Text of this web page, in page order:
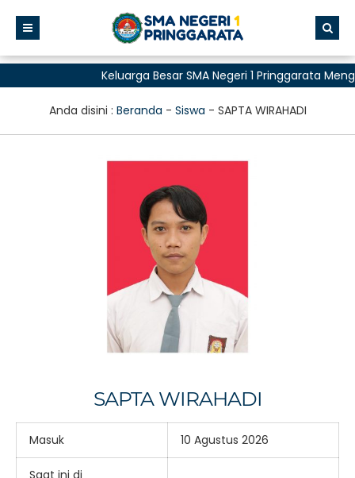
Keluarga Besar SMA Negeri 1 Pringgarata
Anda disini : Beranda - Siswa - SAPTA WIRAHADI
SAPTA WIRAHADI
Masuk 10 Agustus 2026
Saat ini di